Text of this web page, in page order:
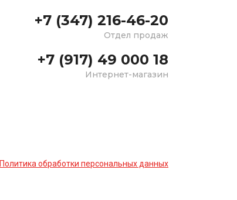
+7 (347) 216-46-20
Отдел продаж
+7 (917) 49 000 18
Интернет-магазин
Политика обработки персональных данных